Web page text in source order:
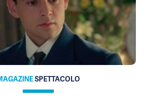
SPETTACOLO